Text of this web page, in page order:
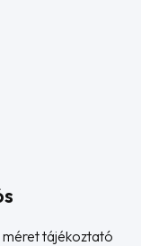
méret tájékoztató